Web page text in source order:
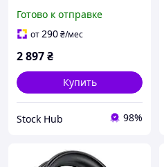
с микрофоном и
ActiveGard
Готово к отправке
от290₴/мес
2 897₴
Купить
Stock Hub 98%